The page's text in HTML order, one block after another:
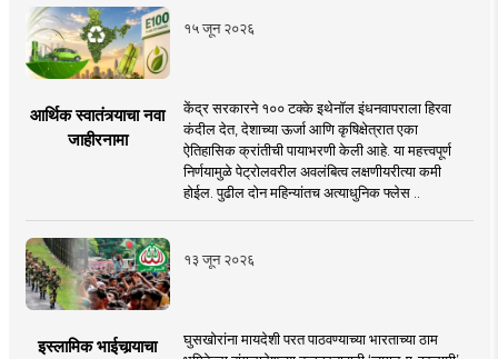
१५ जून २०२६
आर्थिक स्वातंत्र्याचा नवा
जाहीरनामा
केंद्र सरकारने १०० टक्के इथेनॉल इंधनवापराला हिरवा
कंदील देत, देशाच्या ऊर्जा आणि कृषिक्षेत्रात एका
ऐतिहासिक क्रांतीची पायाभरणी केली आहे. या महत्त्वपूर्ण
निर्णयामुळे पेट्रोलवरील अवलंबित्व लक्षणीयरीत्या कमी
होईल. पुढील दोन महिन्यांतच अत्याधुनिक फ्लेस ..
१३ जून २०२६
इस्लामिक भाईचार्‍याचा
घुसखोरांना मायदेशी परत पाठवण्याच्या भारताच्या ठाम